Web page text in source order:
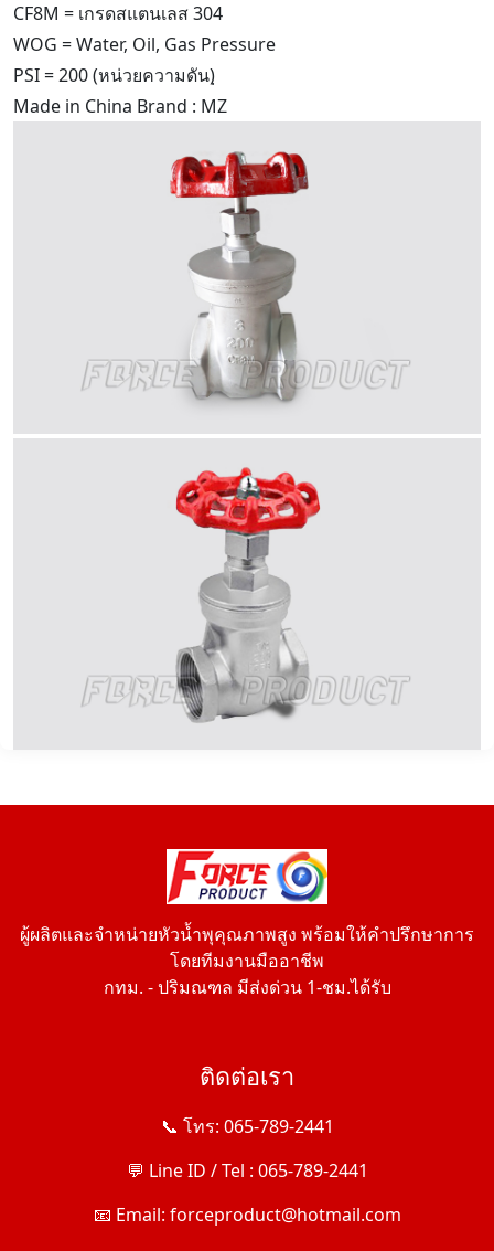
CF8M = เกรดสแตนเลส 304
WOG = Water, Oil, Gas Pressure
PSI = 200 (หน่วยความดัน)ฺ
Made in China Brand : MZ
ผู้ผลิตและจำหน่ายหัวน้ำพุคุณภาพสูง พร้อมให้คำปรึกษาการ
โดยทีมงานมืออาชีพ
กทม. - ปริมณฑล มีส่งด่วน 1-ชม.ได้รับ
ติดต่อเรา
📞 โทร: 065-789-2441
💬 Line ID / Tel : 065-789-2441
📧 Email: forceproduct@hotmail.com